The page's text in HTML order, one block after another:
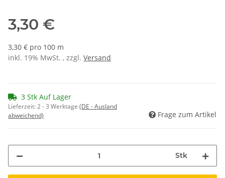
3,30 €
3,30 € pro 100 m
inkl. 19% MwSt. , zzgl. Versand
3 Stk Auf Lager
Lieferzeit:2 - 3 Werktage (DE - Ausland
abweichend)
Frage zum Artikel
Stk